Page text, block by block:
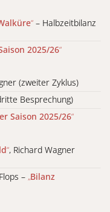
“ – Halbzeitbilanz
2025/26“
(zweiter Zyklus)
Besprechung)
Saison 2025/26“
“, Richard Wagner
– „Bilanz